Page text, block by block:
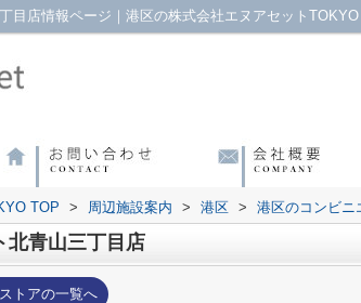
目店情報ページ｜港区の株式会社エヌアセットTOKYO
TOP > 周辺施設案内 > 港区 > 港区のコンビニ
北青山三丁目店
トアの一覧へ